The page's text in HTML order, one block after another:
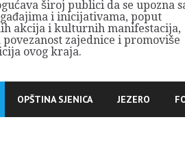
široj publici da se upozna
i inicijativama, poput
akcija i kulturnih manifestacija,
povezanost zajednice i promoviše
ovog kraja.
OPŠTINA SJENICA JEZERO